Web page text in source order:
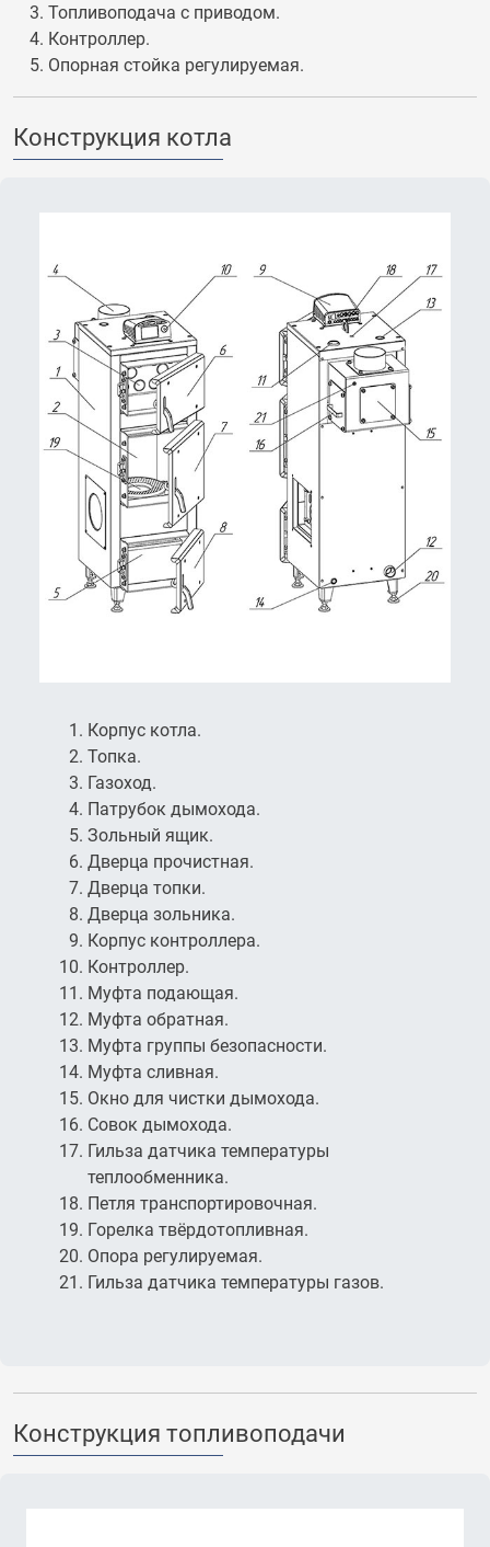
Топливоподача с приводом.
Контроллер.
Опорная стойка регулируемая.
Конструкция котла
Корпус котла.
Топка.
Газоход.
Патрубок дымохода.
Зольный ящик.
Дверца прочистная.
Дверца топки.
Дверца зольника.
Корпус контроллера.
Контроллер.
Муфта подающая.
Муфта обратная.
Муфта группы безопасности.
Муфта сливная.
Окно для чистки дымохода.
Совок дымохода.
Гильза датчика температуры
теплообменника.
Петля транспортировочная.
Горелка твёрдотопливная.
Опора регулируемая.
Гильза датчика температуры газов.
Конструкция топливоподачи